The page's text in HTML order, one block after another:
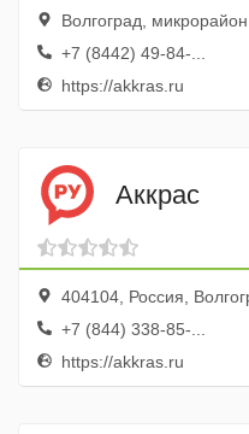
Волгоград, микрорайон
+7 (8442) 49-84-...
https://akkras.ru
Аккрас
404104, Россия,
+7 (844) 338-85-...
https://akkras.ru